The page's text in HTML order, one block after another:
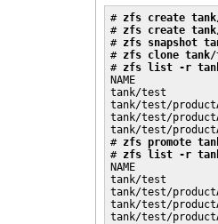
# zfs create
# zfs create
# zfs snapshot
# zfs clone tank/
# zfs list -r
NAME
tank/test
tank/test/
tank/test/
tank/test/
# zfs promote
# zfs list -r
NAME
tank/test
tank/test/
tank/test/
tank/test/